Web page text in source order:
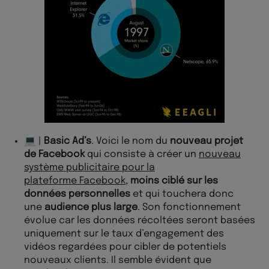
💻 | Basic Ad’s. Voici le nom du nouveau projet
de Facebookqui consiste à créer un nouveau
système publicitaire pour la
plateforme Facebook, moins ciblé sur les
données personnelles et qui touchera donc
une audience plus large. Son fonctionnement
évolue car les données récoltées seront basées
uniquement sur le taux d’engagement des
vidéos regardées pour cibler de potentiels
nouveaux clients. Il semble évident que